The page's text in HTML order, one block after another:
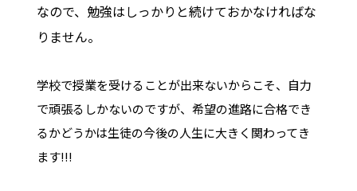
なので、勉強はしっかりと続けておかなければな
りません。
学校で授業を受けることが出来ないからこそ、自力
で頑張るしかないのですが、希望の進路に合格でき
るかどうかは生徒の今後の人生に大きく関わってき
ます!!!